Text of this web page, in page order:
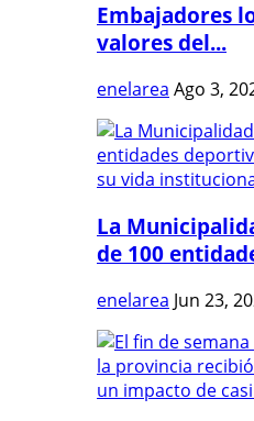
Embajadores
valores del...
enelarea Ago 3,
La
de 100
enelarea Jun 23,